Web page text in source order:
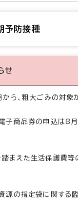
予防接種
せ
ら、粗大ごみの対象
子商品券の申込は8月
まえた生活保護費等
源の指定袋に関する